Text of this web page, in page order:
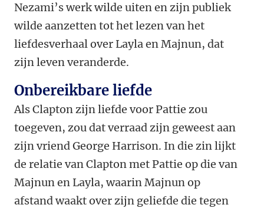
Nezami’s werk wilde uiten en zijn publiek
wilde aanzetten tot het lezen van het
liefdesverhaal over Layla en Majnun, dat
zijn leven veranderde.
Onbereikbare liefde
Als Clapton zijn liefde voor Pattie zou
toegeven, zou dat verraad zijn geweest aan
zijn vriend George Harrison. In die zin lijkt
de relatie van Clapton met Pattie op die van
Majnun en Layla, waarin Majnun op
afstand waakt over zijn geliefde die tegen